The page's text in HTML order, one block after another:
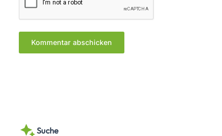
Suche